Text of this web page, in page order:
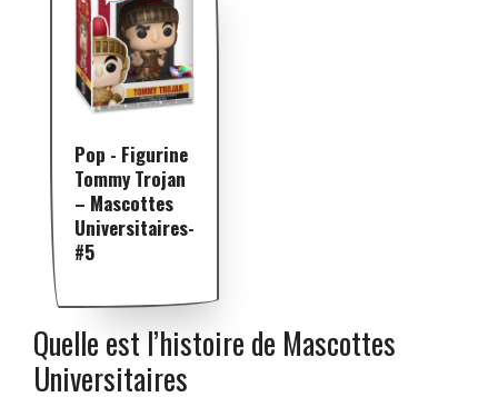
Pop - Figurine
Tommy Trojan
– Mascottes
Universitaires-
#5
Quelle est l’histoire de Mascottes
Universitaires